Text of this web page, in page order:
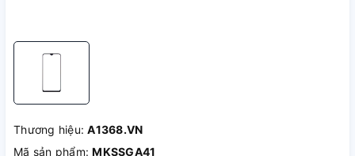
Thương hiệu:A1368.VN
Mã sản phẩm:MKSSGA41